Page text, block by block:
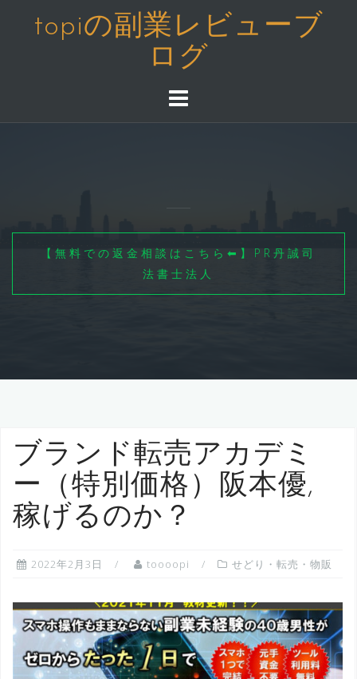
へ
topiの副業レビューブ
ログ
【無料での返金相談はこちら⬅】PR丹誠司
法書士法人
ブランド転売アカデミ
ー（特別価格）阪本優,
稼げるのか？
2022年2月3日 toooopi せどり・転売・物販